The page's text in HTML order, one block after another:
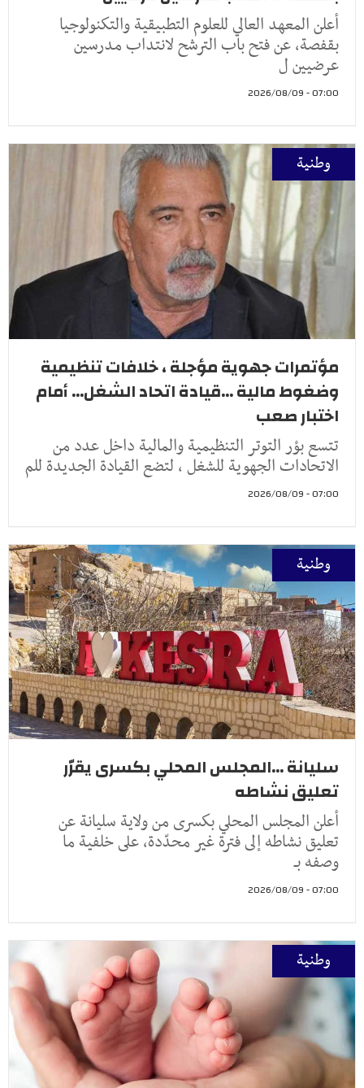
أعلن المعهد العالي للعلوم التطبيقية والتكنولوجيا
بقفصة، عن فتح باب الترشح لانتداب مدرسين
عرضيين ل
07:00 - 2026/08/09
وطنية
مؤتمرات جهوية مؤجلة ، خلافات تنظيمية
وضغوط مالية ...قيادة اتحاد الشغل... أمام
اختبار صعب
تتسع بؤر التوتر التنظيمية والمالية داخل عدد من
الاتحادات الجهوية للشغل ، لتضع القيادة الجديدة للم
07:00 - 2026/08/09
وطنية
سليانة ...المجلس المحلي بكسرى يقرّر
تعليق نشاطه
أعلن المجلس المحلي بكسرى من ولاية سليانة عن
تعليق نشاطه إلى فترة غير محدّدة، على خلفية ما
وصفه بـ
07:00 - 2026/08/09
وطنية